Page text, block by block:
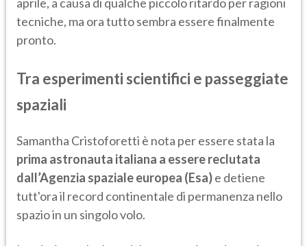
tecniche, ma ora tutto sembra essere finalmente
pronto.
Tra esperimenti scientifici e passeggiate
spaziali
Samantha Cristoforetti è nota per essere stata la
prima astronauta italiana a essere reclutata
dall’Agenzia spaziale europea (Esa)e detiene
tutt'ora il record continentale di permanenza nello
spazio in un singolo volo.